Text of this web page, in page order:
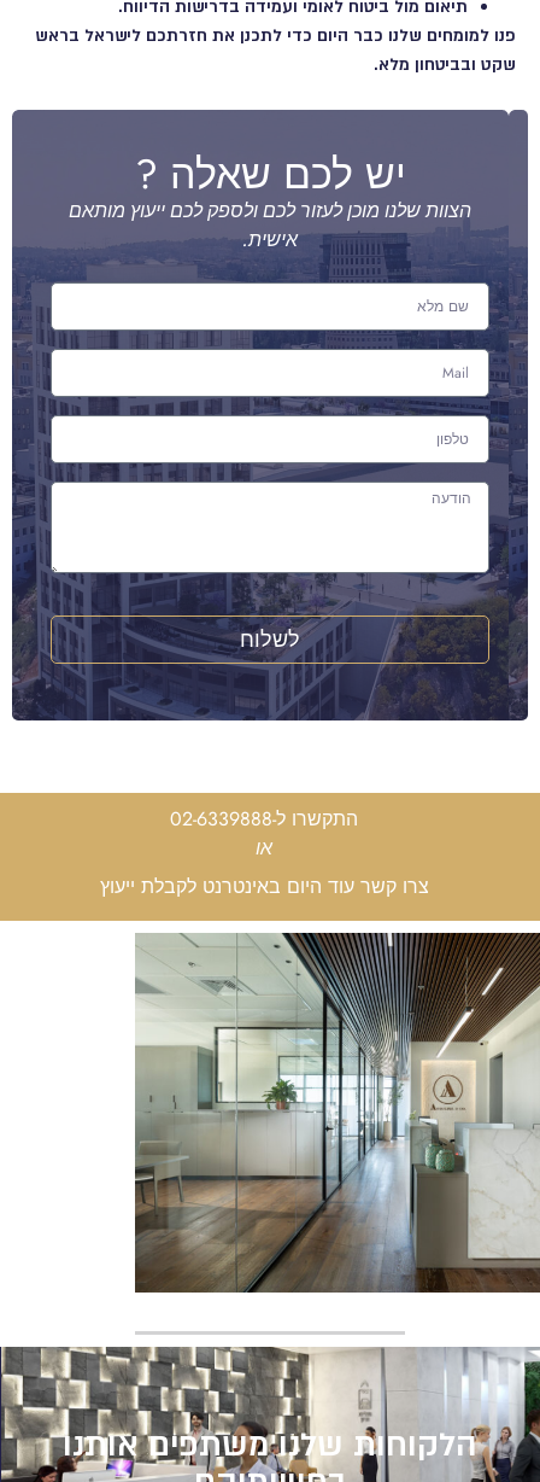
תיאום מול ביטוח לאומי ועמידה בדרישות הדיווח.
פנו למומחים שלנו כבר היום כדי לתכנן את חזרתכם לישראל בראש
שקט ובביטחון מלא.
יש לכם שאלה ?
הצוות שלנו מוכן לעזור לכם ולספק לכם ייעוץ מותאם
אישית.
לשלוח
התקשרו ל-02-6339888
או
צרו קשר עוד היום באינטרנט לקבלת ייעוץ
הלקוחות שלנו משתפים אותנו